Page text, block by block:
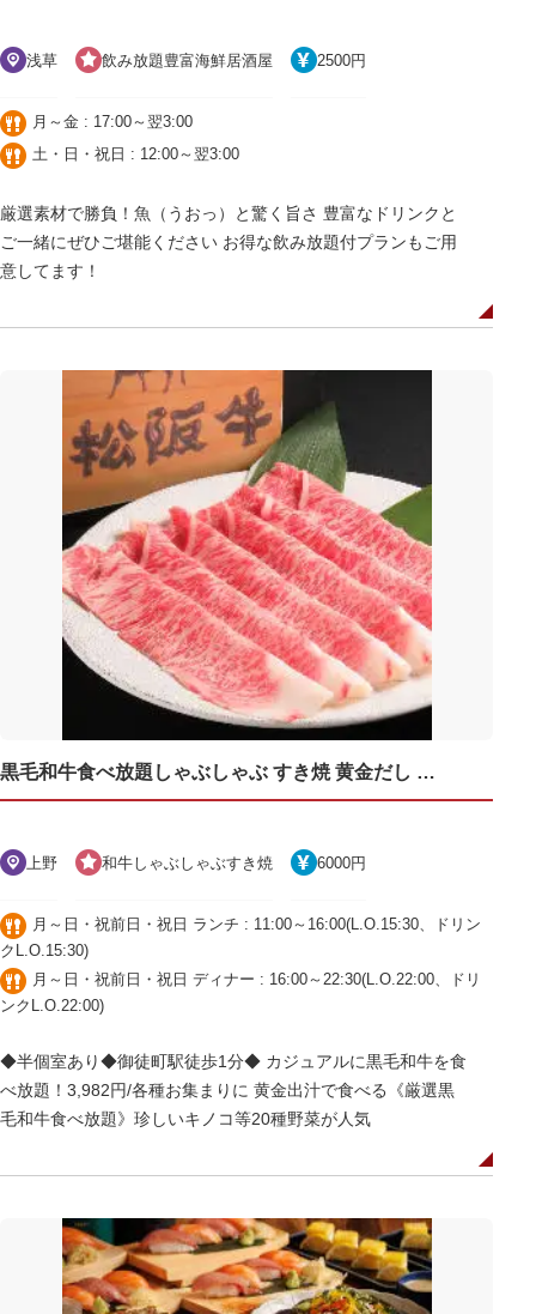
浅草 飲み放題豊富海鮮居酒屋 2500円
月～金 : 17:00～翌3:00
土・日・祝日 : 12:00～翌3:00
厳選素材で勝負！魚（うおっ）と驚く旨さ 豊富なドリンクと
ご一緒にぜひご堪能ください お得な飲み放題付プランもご用
意してます！
黒毛和牛食べ放題しゃぶしゃぶ すき焼 黄金だし しゃぶき 御徒町
上野 和牛しゃぶしゃぶすき焼 6000円
月～日・祝前日・祝日 ランチ : 11:00～16:00(L.O.15:30、ドリン
クL.O.15:30)
月～日・祝前日・祝日 ディナー : 16:00～22:30(L.O.22:00、ドリ
ンクL.O.22:00)
◆半個室あり◆御徒町駅徒歩1分◆ カジュアルに黒毛和牛を食
べ放題！3,982円/各種お集まりに 黄金出汁で食べる《厳選黒
毛和牛食べ放題》珍しいキノコ等20種野菜が人気